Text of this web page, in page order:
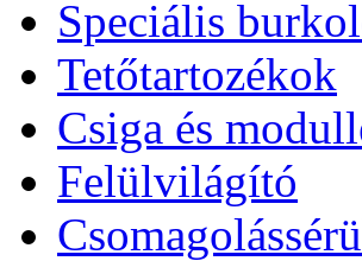
Speciális
Tetőtartozékok
Csiga és
Felülvilágító